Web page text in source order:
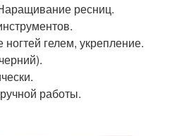
ресниц.
гелем, укрепление.
работы.